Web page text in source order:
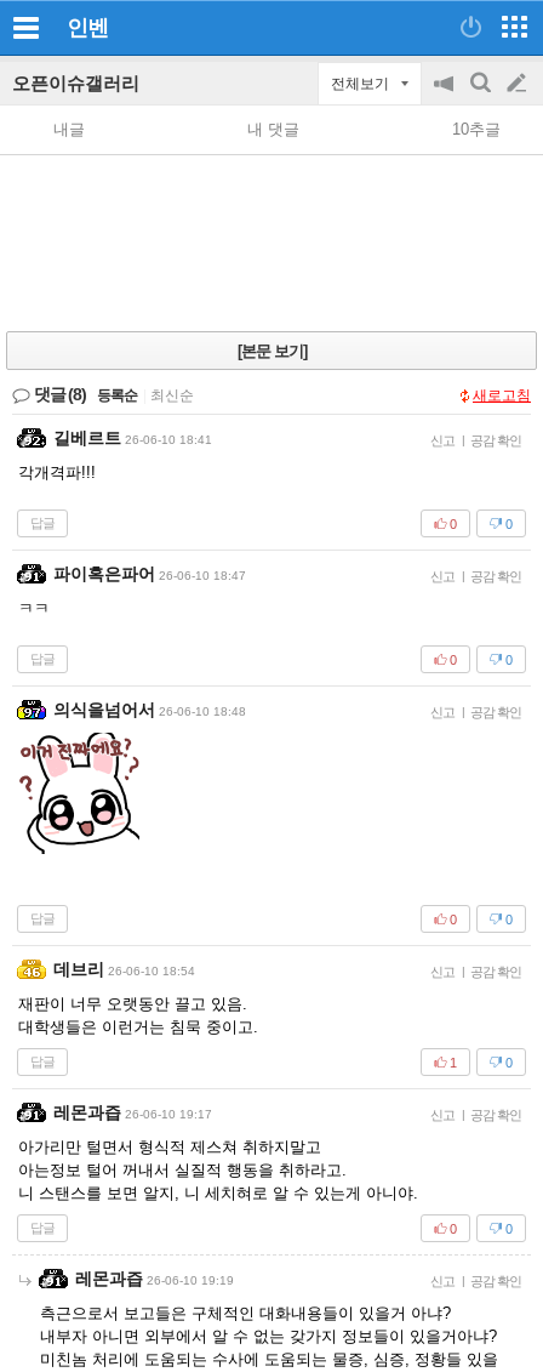
인벤
오픈이슈갤러리 전체보기
공
지
on/off
검
색
글
쓰
내글 내 댓글 10추글
[본문 보기]
댓글(8) 등록순 최신순 새로고침
길베르트 26-06-10 18:41 신고 | 공감 확인
각개격파!!!
답글 0
0
파이혹은파어 26-06-10 18:47 신고 | 공감 확인
ㅋㅋ
답글 0
0
의식을넘어서 26-06-10 18:48 신고 | 공감 확인
답글 0
0
데브리 26-06-10 18:54 신고 | 공감 확인
재판이 너무 오랫동안 끌고 있음.
대학생들은 이런거는 침묵 중이고.
답글 0
1
레몬과즙 26-06-10 19:17 신고 | 공감 확인
아가리만 털면서 형식적 제스쳐 취하지말고
아는정보 털어 꺼내서 실질적 행동을 취하라고.
니 스탠스를 보면 알지, 니 세치혀로 알 수 있는게 아니야.
답글 0
0
레몬과즙 26-06-10 19:19 신고 | 공감 확인
측근으로서 보고들은 구체적인 대화내용들이 있을거 아냐?
내부자 아니면 외부에서 알 수 없는 갖가지 정보들이 있을거아냐?
미친놈 처리에 도움되는 수사에 도움되는 물증, 심증, 정황들 있을